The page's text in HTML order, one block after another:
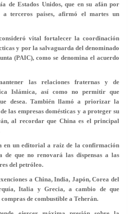
de Estados Unidos, que en su afán por
a terceros países, afirmó el martes un
vital fortalecer la coordinación
y por la salvaguarda del denominado
(PAIC), como se denomina el acuerdo
las relaciones fraternas y de
Islámica, así como no permitir que
desea. También llamó a priorizar la
las empresas domésticas y a proteger su
al recordar que China es el principal
en un editorial a raíz de la confirmación
de que no renovará las dispensas a las
del petróleo.
a China, India, Japón, Corea del
Italia y Grecia, a cambio de que
de combustible a Teherán.